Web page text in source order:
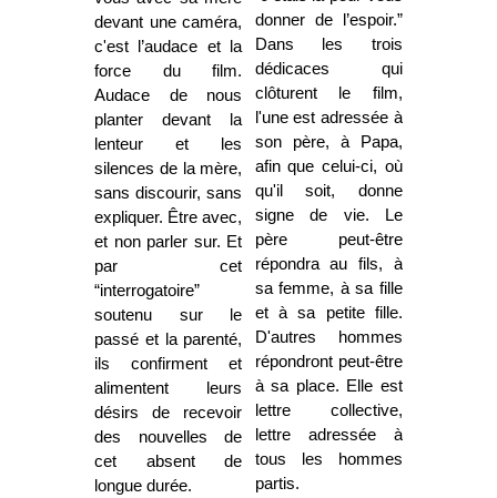
devant une caméra,
c'est l’audace et la
force du film.
Audace de nous
planter devant la
lenteur et les
silences de la mère,
sans discourir, sans
expliquer. Être avec,
et non parler sur. Et
par cet
“interrogatoire”
soutenu sur le
passé et la parenté,
ils confirment et
alimentent leurs
désirs de recevoir
des nouvelles de
cet absent de
longue durée.
donner de l’espoir.”
Dans les trois
dédicaces qui
clôturent le film,
l'une est adressée à
son père, à Papa,
afin que celui-ci, où
qu'il soit, donne
signe de vie. Le
père peut-être
répondra au fils, à
sa femme, à sa fille
et à sa petite fille.
D'autres hommes
répondront peut-être
à sa place. Elle est
lettre collective,
lettre adressée à
tous les hommes
partis.